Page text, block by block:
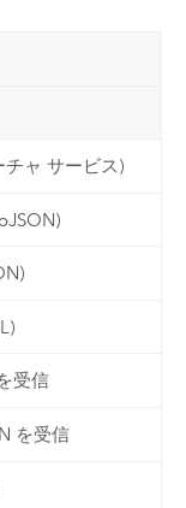
ャ サービス)
受信
を受信